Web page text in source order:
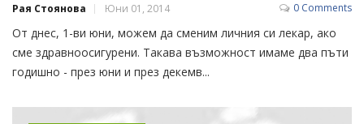
Рая Стоянова Юни 01, 2014 0 Comments
От днес, 1-ви юни, можем да сменим личния си лекар, ако
сме здравноосигурени. Такава възможност имаме два пъти
годишно - през юни и през декемв...